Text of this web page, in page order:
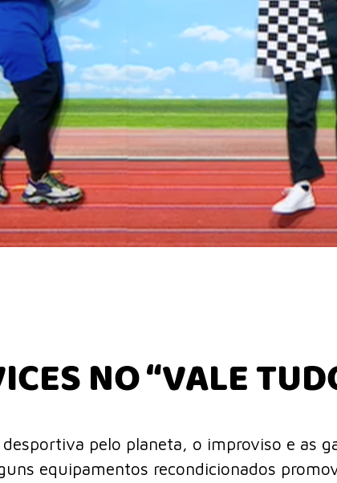
NO “VALE
desportiva pelo planeta, o improviso e as
equipamentos recondicionados